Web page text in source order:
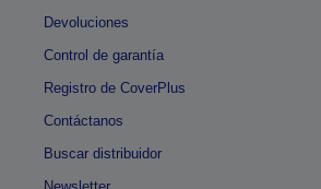
Devoluciones
Control de garantía
Registro de CoverPlus
Contáctanos
Buscar distribuidor